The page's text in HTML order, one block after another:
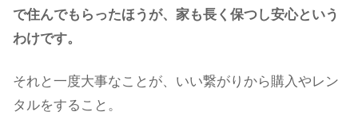
で住んでもらったほうが、家も長く保つし安心という
わけです。
それと一度大事なことが、いい繋がりから購入やレン
タルをすること。